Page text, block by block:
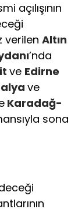
açılışının
verilen Altın
’nda
ve Edirne
ve
Karadağ-
sona